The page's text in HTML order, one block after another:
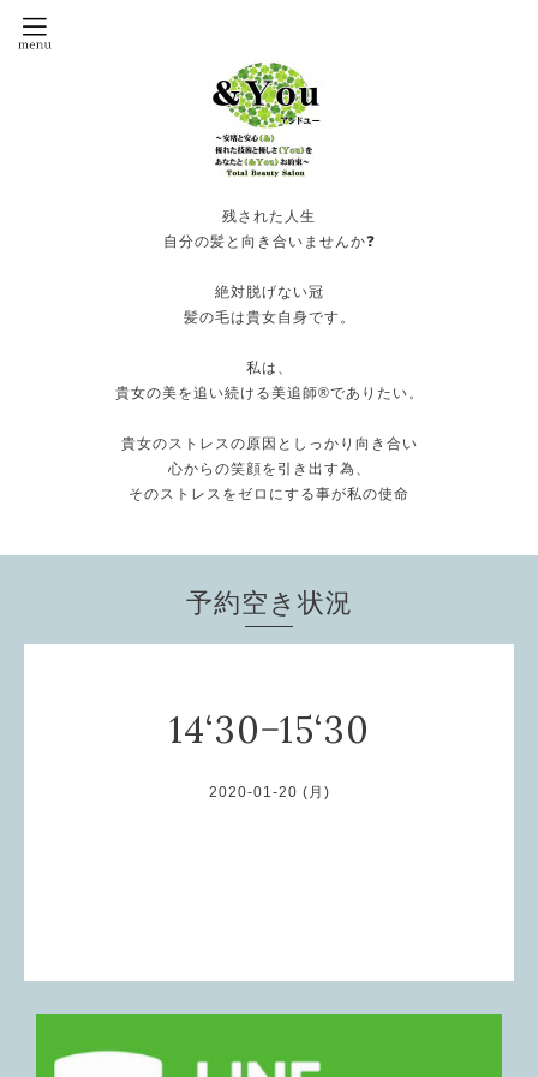
残された人生
自分の髪と向き合いませんか❓
絶対脱げない冠
髪の毛は貴女自身です。
私は、
貴女の美を追い続ける美追師®️でありたい。
貴女のストレスの原因としっかり向き合い
心からの笑顔を引き出す為、
そのストレスをゼロにする事が私の使命
予約空き状況
14‘30−15‘30
2020-01-20 (月)